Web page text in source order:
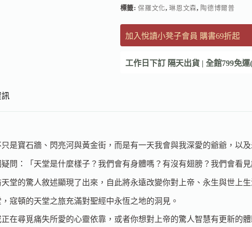
標籤:保羅文化,琳恩文森, 陶德博爾普
加入悅讀小凳子會員 購書69折起
工作日下訂 隔天出貨 | 全館799免
訊
是寶石牆、閃亮河與黃金街，而是有一天我會與我深愛的爺爺，以
問：「天堂是什麼樣子？我們會有身體嗎？有沒有翅膀？我們會看
堂的驚人敘述顯現了出來，自此將永遠改變你對上帝、永生與世上生
寇頓的天堂之旅充滿對聖經中永恆之地的洞見。
在尋覓痛失所愛的心靈依靠，或者你想對上帝的驚人智慧有更新的